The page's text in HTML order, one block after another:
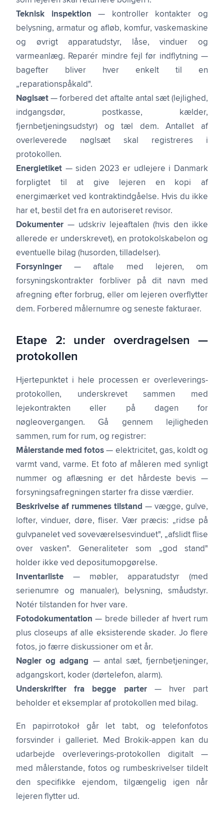
Teknisk inspektion — kontroller kontakter og
belysning, armatur og afløb, komfur, vaskemaskine
og øvrigt apparatudstyr, låse, vinduer og
varmeanlæg. Reparér mindre fejl før indflytning —
bagefter bliver hver enkelt til en
„reparationspåkald".
Nøglsæt — forbered det aftalte antal sæt (lejlighed,
indgangsdør, postkasse, kælder,
fjernbetjeningsudstyr) og tæl dem. Antallet af
overleverede nøglsæt skal registreres i
protokollen.
Energietiket — siden 2023 er udlejere i Danmark
forpligtet til at give lejeren en kopi af
energimærket ved kontraktindgåelse. Hvis du ikke
har et, bestil det fra en autoriseret revisor.
Dokumenter — udskriv lejeaftalen (hvis den ikke
allerede er underskrevet), en protokolskabelon og
eventuelle bilag (husorden, tilladelser).
Forsyninger — aftale med lejeren, om
forsyningskontrakter forbliver på dit navn med
afregning efter forbrug, eller om lejeren overflytter
dem. Forbered målernumre og seneste fakturaer.
Etape 2: under overdragelsen —
protokollen
Hjertepunktet i hele processen er overleverings-
protokollen, underskrevet sammen med
lejekontrakten eller på dagen for
nøgleovergangen. Gå gennem lejligheden
sammen, rum for rum, og registrer:
Målerstande med fotos — elektricitet, gas, koldt og
varmt vand, varme. Et foto af måleren med synligt
nummer og aflæsning er det hårdeste bevis —
forsyningsafregningen starter fra disse værdier.
Beskrivelse af rummenes tilstand — vægge, gulve,
lofter, vinduer, døre, fliser. Vær præcis: „ridse på
gulvpanelet ved soveværelsesvinduet", „afslidt flise
over vasken". Generaliteter som „god stand"
holder ikke ved depositumopgørelse.
Inventarliste — møbler, apparatudstyr (med
serienumre og manualer), belysning, småudstyr.
Notér tilstanden for hver vare.
Fotodokumentation — brede billeder af hvert rum
plus closeups af alle eksisterende skader. Jo flere
fotos, jo færre diskussioner om et år.
Nøgler og adgang — antal sæt, fjernbetjeninger,
adgangskort, koder (dørtelefon, alarm).
Underskrifter fra begge parter— hver part
beholder et eksemplar af protokollen med bilag.
En papirrotokoł går let tabt, og telefonfotos
forsvinder i galleriet. Med Brokik-appen kan du
udarbejde overleverings-protokollen digitalt —
med målerstande, fotos og rumbeskrivelser tildelt
den specifikke ejendom, tilgængelig igen når
lejeren flytter ud.